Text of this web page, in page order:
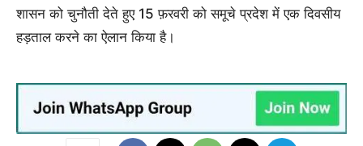
शासन को चुनौती देते हुए 15 फ़रवरी को समूचे प्रदेश में एक दिवसीय
हड़ताल करने का ऐलान किया है।